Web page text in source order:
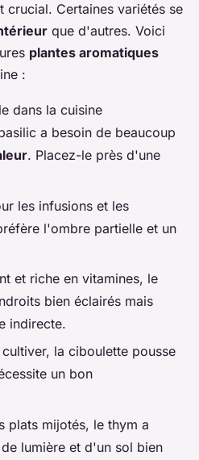
crucial. Certaines variétés se
que d'autres. Voici
plantes aromatiques
:
dans la cuisine
a besoin de beaucoup
. Placez-le près d'une
les infusions et les
l'ombre partielle et un
et riche en vitamines, le
bien éclairés mais
indirecte.
la ciboulette pousse
un bon
plats mijotés, le thym a
lumière et d'un sol bien